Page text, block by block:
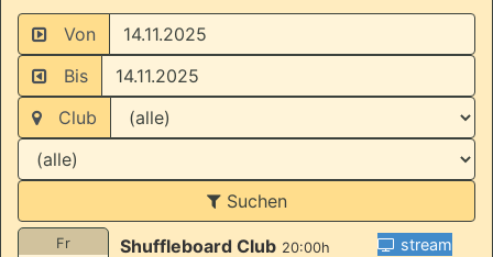
Von
Bis
Club
Suchen
Fr stream
Shuffleboard Club 20:00h